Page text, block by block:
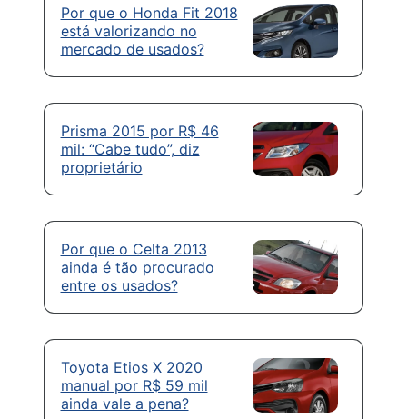
Por que o Honda Fit 2018
está valorizando no
mercado de usados?
Prisma 2015 por R$ 46
mil: “Cabe tudo”, diz
proprietário
Por que o Celta 2013
ainda é tão procurado
entre os usados?
Toyota Etios X 2020
manual por R$ 59 mil
ainda vale a pena?